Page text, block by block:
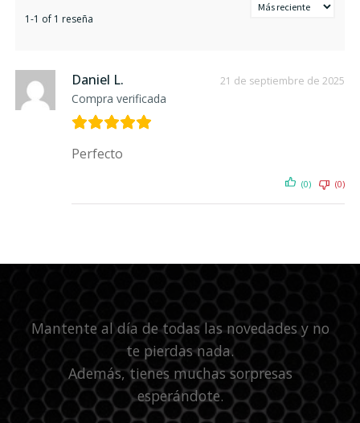
1-1 of 1 reseña
Daniel L.
Compra verificada
21 de septiembre de 2025
Perfecto
(0) (0)
Mantente al día de todas las novedades y no
te pierdas nada.
Además, tienes muchas sorpresas
esperándote.